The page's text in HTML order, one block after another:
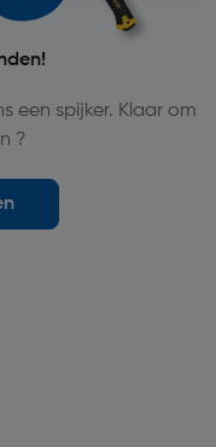
een spijker. Klaar om
?